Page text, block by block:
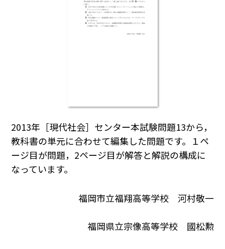
2013年［現代社会］センター本試験問題13から，
教科書の単元に合わせて編集した問題です。１ペ
ージ目が問題，2ページ目が解答と解説の構成に
なっています。
福岡市立福翔高等学校 河村敬一
福岡県立宗像高等学校 國松勲